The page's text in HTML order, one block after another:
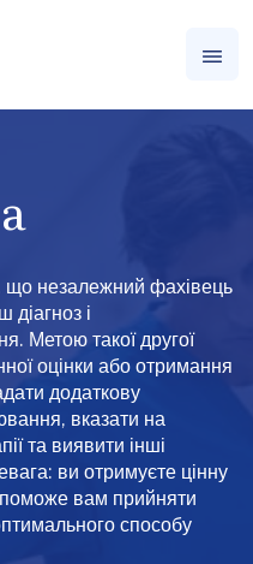
що незалежний фахівець
і
Метою такої другої
оцінки або отримання
додаткову
вказати на
та виявити інші
ви отримуєте цінну
вам прийняти
способу